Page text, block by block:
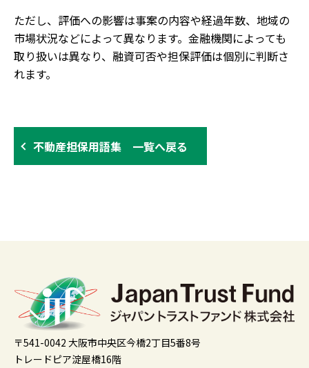
ただし、評価への影響は事案の内容や経過年数、地域の
市場状況などによって異なります。金融機関によっても
取り扱いは異なり、融資可否や担保評価は個別に判断さ
れます。
不動産担保用語集 一覧へ戻る
〒541-0042 大阪市中央区今橋2丁目5番8号
トレードピア淀屋橋16階